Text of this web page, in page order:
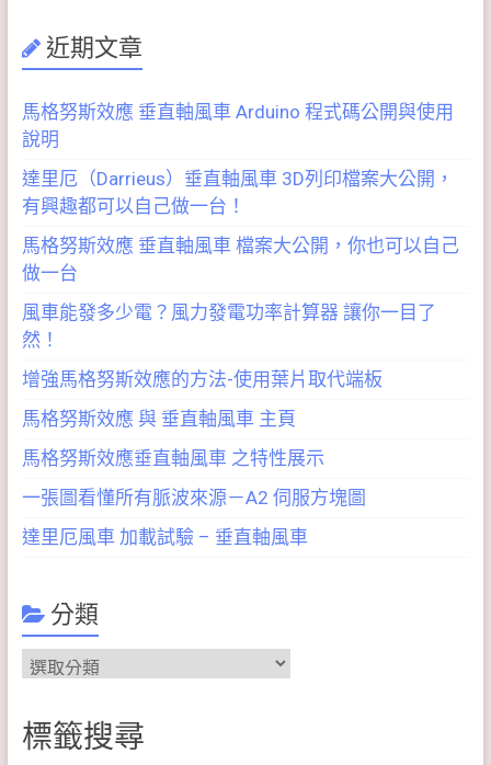
近期文章
馬格努斯效應 垂直軸風車 Arduino 程式碼公開與使用
說明
達里厄（Darrieus）垂直軸風車 3D列印檔案大公開，
有興趣都可以自己做一台！
馬格努斯效應 垂直軸風車 檔案大公開，你也可以自己
做一台
風車能發多少電？風力發電功率計算器 讓你一目了
然！
增強馬格努斯效應的方法-使用葉片取代端板
馬格努斯效應 與 垂直軸風車 主頁
馬格努斯效應垂直軸風車 之特性展示
一張圖看懂所有脈波來源－A2 伺服方塊圖
達里厄風車 加載試驗 – 垂直軸風車
分類
分
類
標籤搜尋